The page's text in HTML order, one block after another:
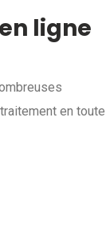
ligne
en toute